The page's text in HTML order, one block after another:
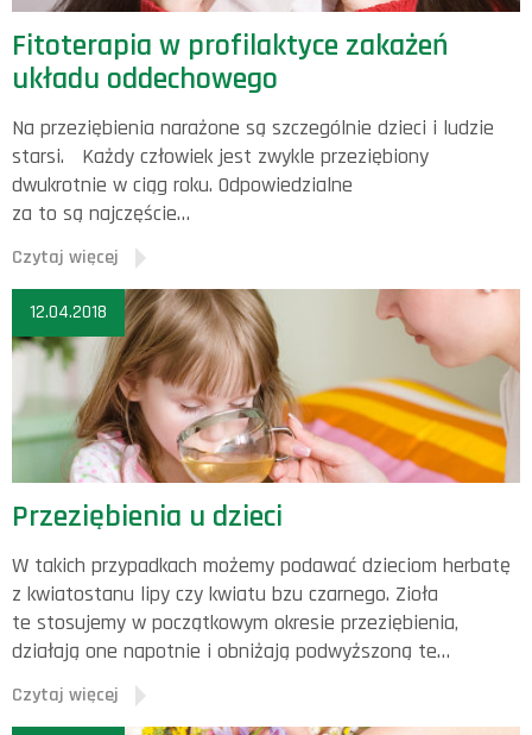
Fitoterapia w profilaktyce zakażeń
układu oddechowego
Na przeziębienia narażone są szczególnie dzieci i ludzie
starsi. Każdy człowiek jest zwykle przeziębiony
dwukrotnie w ciąg roku. Odpowiedzialne
za to są najczęście…
Czytaj więcej
12.04.2018
Przeziębienia u dzieci
W takich przypadkach możemy podawać dzieciom herbatę
z kwiatostanu lipy czy kwiatu bzu czarnego. Zioła
te stosujemy w początkowym okresie przeziębienia,
działają one napotnie i obniżają podwyższoną te…
Czytaj więcej